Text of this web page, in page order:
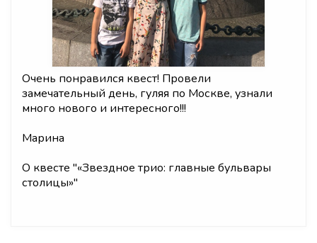
Очень понравился квест! Провели
замечательный день, гуляя по Москве, узнали
много нового и интересного!!!
Марина
О квесте "«Звездное трио: главные бульвары
столицы»"